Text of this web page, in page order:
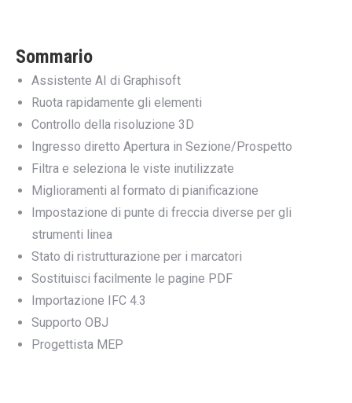
Sommario
Assistente AI di Graphisoft
Ruota rapidamente gli elementi
Controllo della risoluzione 3D
Ingresso diretto Apertura in Sezione/Prospetto
Filtra e seleziona le viste inutilizzate
Miglioramenti al formato di pianificazione
Impostazione di punte di freccia diverse per gli
strumenti linea
Stato di ristrutturazione per i marcatori
Sostituisci facilmente le pagine PDF
Importazione IFC 4.3
Supporto OBJ
Progettista MEP